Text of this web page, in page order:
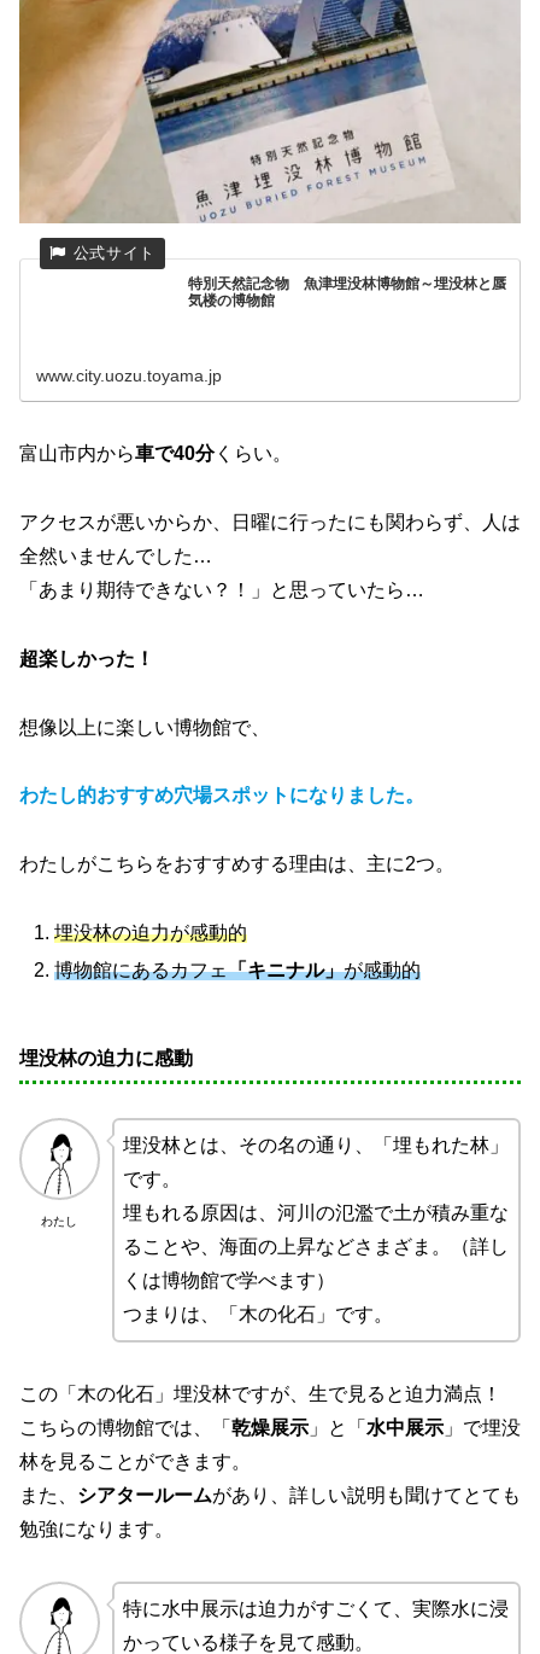
特別天然記念物 魚津埋没林博物館～埋没林と蜃
気楼の博物館
www.city.uozu.toyama.jp
富山市内から車で40分くらい。
アクセスが悪いからか、日曜に行ったにも関わらず、人は
全然いませんでした…
「あまり期待できない？！」と思っていたら…
超楽しかった！
想像以上に楽しい博物館で、
わたし的おすすめ穴場スポットになりました。
わたしがこちらをおすすめする理由は、主に2つ。
埋没林の迫力が感動的
博物館にあるカフェ「キニナル」が感動的
埋没林の迫力に感動
わたし
埋没林とは、その名の通り、「埋もれた林」
です。
埋もれる原因は、河川の氾濫で土が積み重な
ることや、海面の上昇などさまざま。（詳し
くは博物館で学べます）
つまりは、「木の化石」です。
この「木の化石」埋没林ですが、生で見ると迫力満点！
こちらの博物館では、「 乾燥展示 」と「 水中展示 」で埋没
林を見ることができます。
また、 シアタールームがあり、詳しい説明も聞けてとても
勉強になります。
特に水中展示は迫力がすごくて、実際水に浸
かっている様子を見て感動。